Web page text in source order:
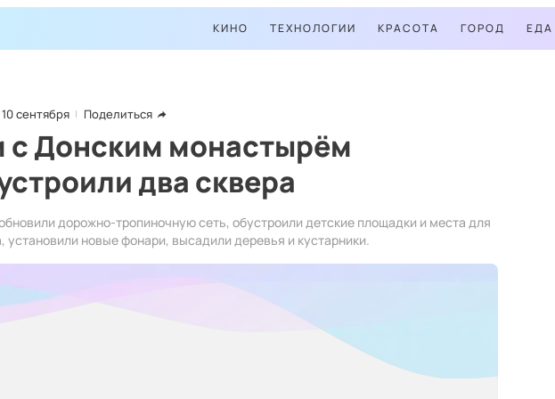
КИНО ТЕХНОЛОГИИ КРАСОТА ГОРОД ЕДА
10 сентября Поделиться
с Донским монастырём
два сквера
дорожно-тропиночную сеть, обустроили детские площадки и места для
установили новые фонари, высадили деревья и кустарники.